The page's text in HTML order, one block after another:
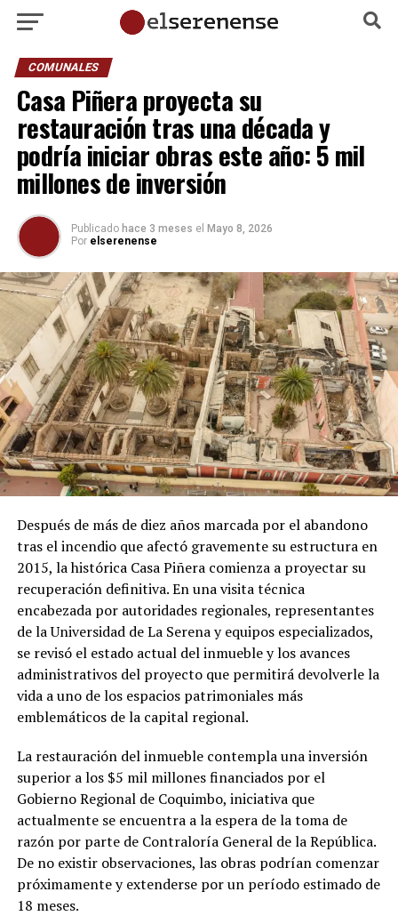
COMUNALES
Casa Piñera proyecta su
restauración tras una década y
podría iniciar obras este año: 5 mil
millones de inversión
Publicado hace 3 meses el Mayo 8, 2026
Por elserenense
Después de más de diez años marcada por el abandono
tras el incendio que afectó gravemente su estructura en
2015, la histórica Casa Piñera comienza a proyectar su
recuperación definitiva. En una visita técnica
encabezada por autoridades regionales, representantes
de la Universidad de La Serena y equipos especializados,
se revisó el estado actual del inmueble y los avances
administrativos del proyecto que permitirá devolverle la
vida a uno de los espacios patrimoniales más
emblemáticos de la capital regional.
La restauración del inmueble contempla una inversión
superior a los $5 mil millones financiados por el
Gobierno Regional de Coquimbo, iniciativa que
actualmente se encuentra a la espera de la toma de
razón por parte de Contraloría General de la República.
De no existir observaciones, las obras podrían comenzar
próximamente y extenderse por un período estimado de
18 meses.